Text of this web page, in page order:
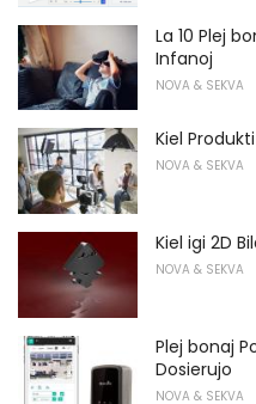
La 10 Plej
Infanoj
NOVA & SEKVA
Kiel
NOVA & SEKVA
Kiel igi 2D
NOVA & SEKVA
Plej bonaj
Dosierujo
NOVA & SEKVA